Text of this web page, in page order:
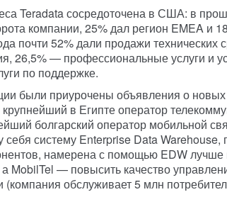
Teradata сосредоточена в США: в
компании, 25% дал регион EMEA и
почти 52% дали продажи технических
26,5% — профессиональные услуги и
по поддержке.
были приурочены объявления о новых
в Египте оператор
болгарский оператор мобильной
себя систему Enterprise Data Warehouse,
намерена с помощью EDW лучше
MobilTel — повысить качество
обслуживает 5 млн